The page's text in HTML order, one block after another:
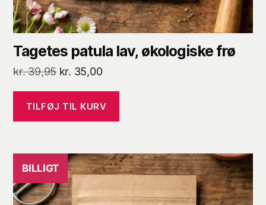
Tagetes patula lav, økologiske frø
kr.39,95 Den
pris
var:
kr. 35,00Den
pris
er:
TILFØJ TIL KURV
BILLIGT